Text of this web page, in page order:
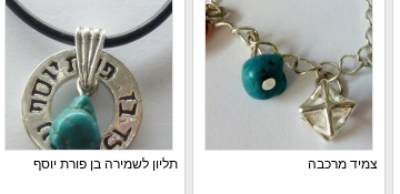
צמיד מרכבה תליון לשמירה בן פורת יוסף